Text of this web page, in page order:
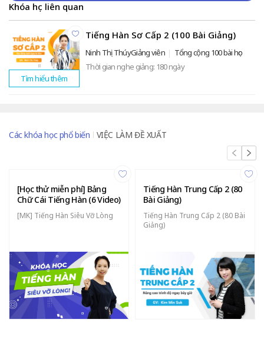
Khóa học liên quan
Tiếng Hàn Sơ Cấp 2 (100 Bài Giảng)
Ninh Thị ThúyGiảng viên
Tổng cộng 100 bài học
Thời gian nghe giảng: 180 ngày
Tìm hiểu thêm
Các khóa học phổ biến VIỆC LÀM ĐỀ XUẤT
[Học thử miễn phí] Bảng
Chữ Cái Tiếng Hàn (6 Video)
[MK] Tiếng Hàn Siêu Vỡ Lòng
Tiếng Hàn Trung Cấp 2 (80
Bài Giảng)
Tiếng Hàn Trung Cấp 2 (80 Bài
Giảng)